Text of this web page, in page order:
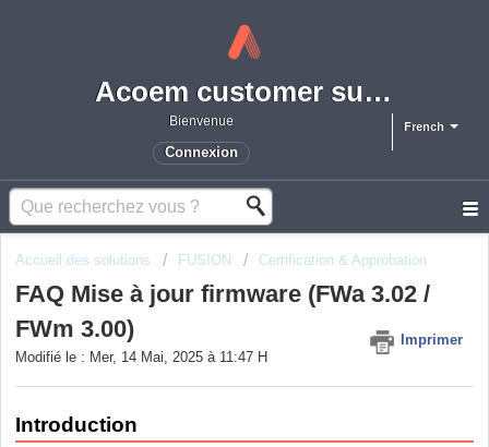
Acoem customer support portal
French
Bienvenue
Connexion
Accueil des solutions FUSION Certification & Approbation
FAQ Mise à jour firmware (FWa 3.02 /
FWm 3.00)
Imprimer
Modifié le : Mer, 14 Mai, 2025 à 11:47 H
Introduction